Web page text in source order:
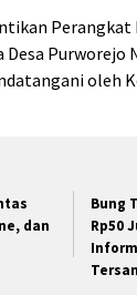
Perangkat
Purworejo
oleh
dan
Bung
Rp50